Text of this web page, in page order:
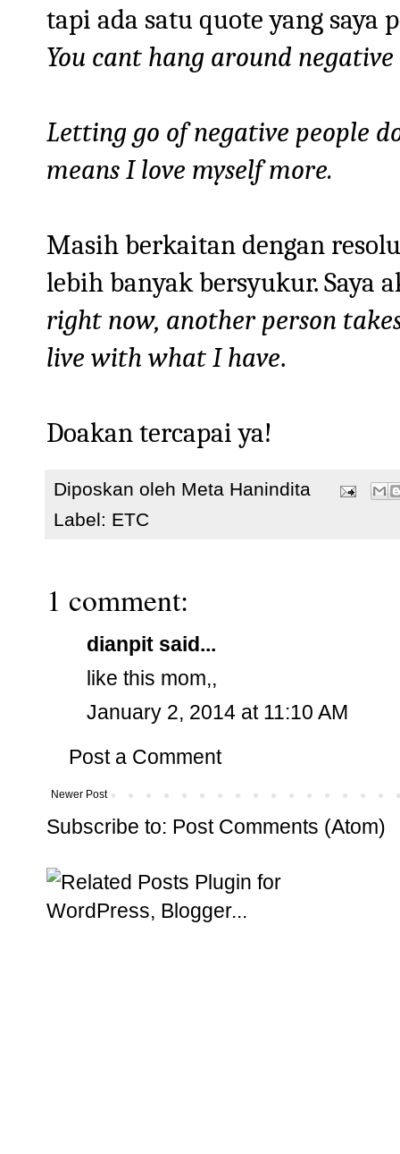
tapi ada satu quote yang saya
You cant hang around
Letting go of negative people
means I love myself more.
Masih berkaitan dengan
lebih banyak bersyukur. Saya
right now, another person
live with what I have.
Doakan tercapai ya!
Diposkan oleh Meta Hanindita
Label: ETC
1 comment:
dianpit said...
like this mom,,
January 2, 2014 at 11:10 AM
Post a Comment
Newer Post
Subscribe to: Post Comments (Atom)